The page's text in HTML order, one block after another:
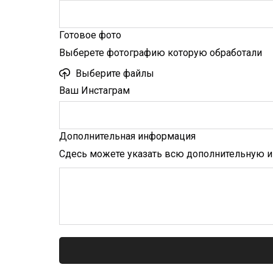
Готовое фото
Выберете фотографию которую обработали
Выберите файлы
Ваш Инстаграм
Дополнительная информация
Сдесь можете указать всю дополнительную